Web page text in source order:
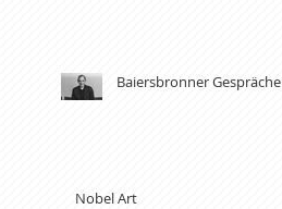
Baiersbronner Gespräche
Nobel Art